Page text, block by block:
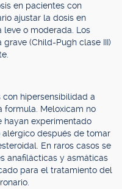
en pacientes con
ajustar la dosis en
leve o moderada. Los
(Child-Pugh clase III)
hipersensibilidad a
formula. Meloxicam no
hayan experimentado
después de tomar
En raros casos se
anafilácticas y asmáticas
para el tratamiento del